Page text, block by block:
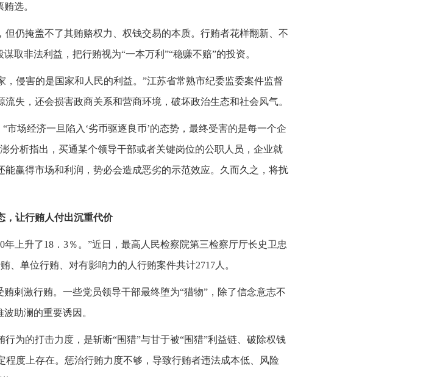
选。
仍掩盖不了其贿赂权力、权钱交易的本质。行贿者花样翻新、不
取非法利益，把行贿视为“一本万利”“稳赚不赔”的投资。
，侵害的是国家和人民的利益。”江苏省常熟市纪委监委案件监督
失，还会损害政商关系和营商环境，破坏政治生态和社会风气。
市场经济一旦陷入‘劣币驱逐良币’的态势，最终受害的是每一个企
分析指出，买通某个领导干部或者关键岗位的公职人员，企业就
赢得市场和利润，势必会造成恶劣的示范效应。久而久之，将扰
，让行贿人付出沉重代价
上升了18．3％。”近日，最高人民检察院第三检察厅厅长史卫忠
、单位行贿、对有影响力的人行贿案件共计2717人。
刺激行贿。一些党员领导干部最终堕为“猎物”，除了信念意志不
助澜的重要诱因。
为的打击力度，是斩断“围猎”与甘于被“围猎”利益链、破除权钱
程度上存在。惩治行贿力度不够，导致行贿者违法成本低、风险